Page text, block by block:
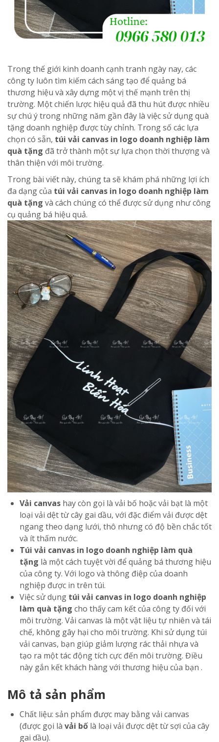
Trong thế giới kinh doanh cạnh tranh ngày nay, các
công ty luôn tìm kiếm cách sáng tạo để quảng bá
thương hiệu và xây dựng một vị thế mạnh trên thị
trường. Một chiến lược hiệu quả đã thu hút được nhiều
sự chú ý trong những năm gần đây là việc sử dụng quà
tặng doanh nghiệp được tùy chỉnh. Trong số các lựa
chọn có sẵn, túi vải canvas in logo doanh nghiệp làm
quà tặng đã trở thành một sự lựa chọn thời thượng và
thân thiện với môi trường.
Trong bài viết này, chúng ta sẽ khám phá những lợi ích
đa dạng của túi vải canvas in logo doanh nghiệp làm
quà tặng và cách chúng có thể được sử dụng như công
cụ quảng bá hiệu quả.
Vải canvas hay còn gọi là vải bố hoặc vải bạt là một
loại vải dệt từ cây gai dầu, với đặc điểm vải được dệt
ngang theo dạng lưới, thô nhưng có độ bền chắc tốt
và ít thấm nước.
Túi vải canvas in logo doanh nghiệp làm quà
tặng là một cách tuyệt vời để quảng bá thương hiệu
của công ty. Với logo và thông điệp của doanh
nghiệp được in trên túi.
Việc sử dụng túi vải canvas in logo doanh nghiệp
làm quà tặng cho thấy cam kết của công ty đối với
môi trường. Vải canvas là một vật liệu tự nhiên và tái
chế, không gây hại cho môi trường. Khi sử dụng túi
vải canvas, bạn giúp giảm lượng rác thải nhựa và
tạo ra một tác động tích cực đến môi trường. Điều
này gắn kết khách hàng với thương hiệu của bạn .
Mô tả sản phẩm
Chất liệu: sản phẩm được may bằng vải canvas
(được gọi là vải bố là loại vải được dệt từ sợi của cây
gai dầu).